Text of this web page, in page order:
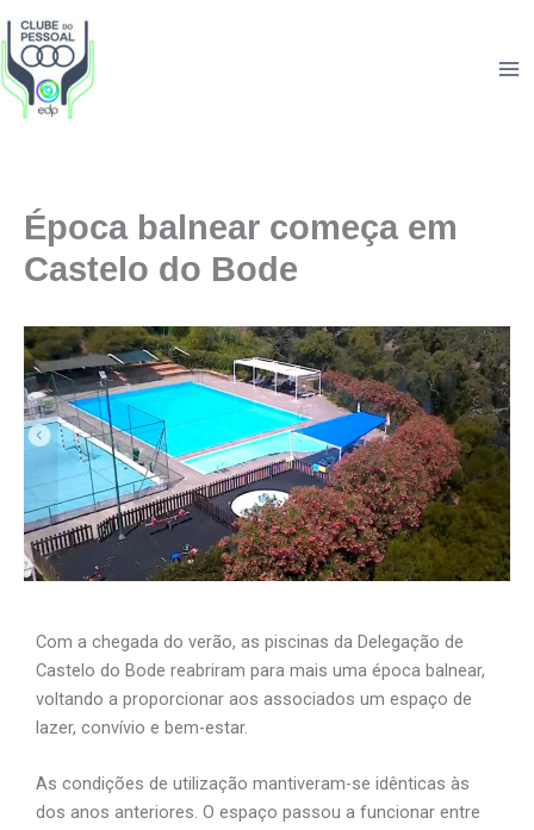
to
content
Época balnear começa em
Castelo do Bode
Com a chegada do verão, as piscinas da Delegação de
Castelo do Bode reabriram para mais uma época balnear,
voltando a proporcionar aos associados um espaço de
lazer, convívio e bem-estar.
As condições de utilização mantiveram-se idênticas às
dos anos anteriores. O espaço passou a funcionar entre